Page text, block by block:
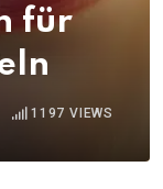
für
1197 VIEWS